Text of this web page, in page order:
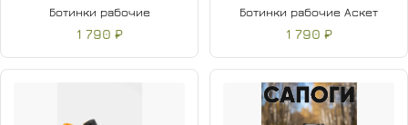
Ботинки рабочие
1 790 ₽
Ботинки рабочие Аскет
1 790 ₽